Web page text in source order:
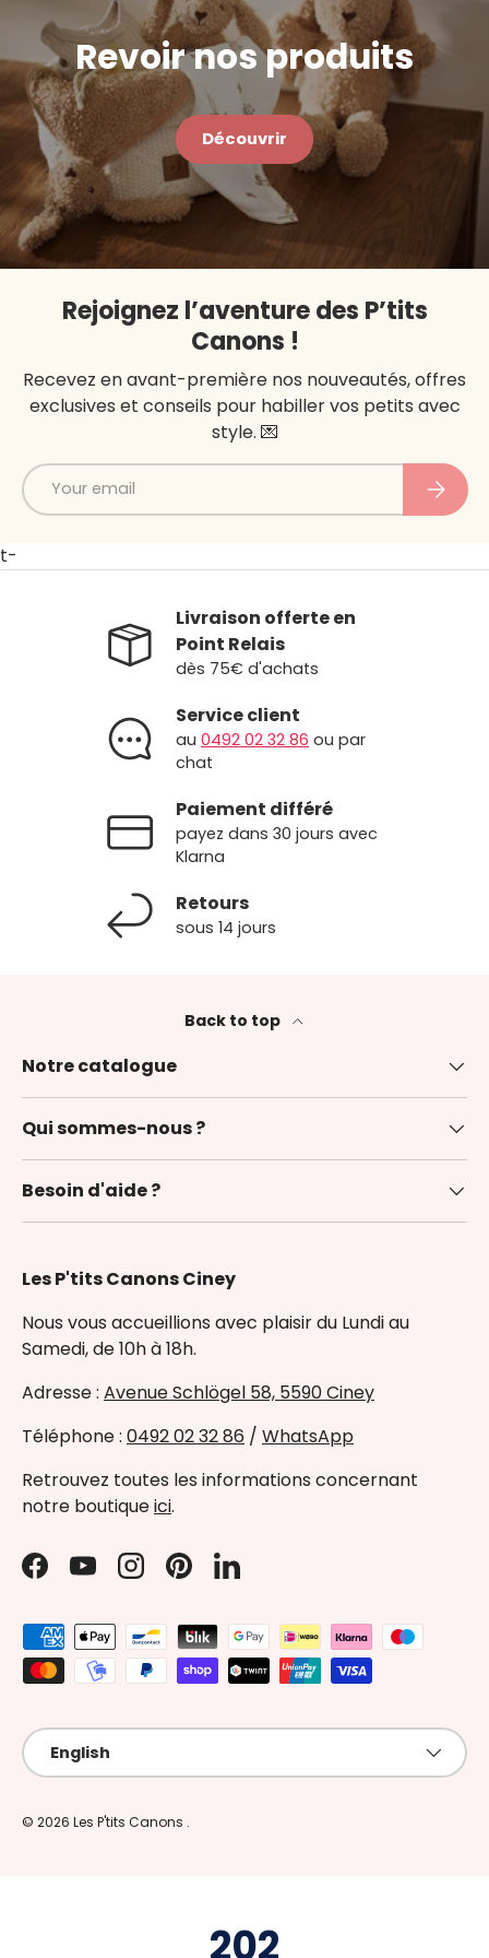
Toutes les transactions sont sécurisées.
Revoir nos produits
Découvrir
Rejoignez l’aventure des P’tits
Canons !
Recevez en avant-première nos nouveautés, offres
exclusives et conseils pour habiller vos petits avec
style. 💌
Email
t-
Livraison offerte en
Point Relais
dès 75€ d'achats
Service client
au 0492 02 32 86 ou par
chat
Paiement différé
payez dans 30 jours avec
Klarna
Retours
sous 14 jours
Back to top
Notre catalogue
Qui sommes-nous ?
Besoin d'aide ?
Les P'tits Canons Ciney
Nous vous accueillions avec plaisir du Lundi au
Samedi, de 10h à 18h.
Adresse : Avenue Schlögel 58, 5590 Ciney
Téléphone : 0492 02 32 86 / WhatsApp
Retrouvez toutes les informations concernant
notre boutiqueici.
Facebook
YouTubeInstagram
PinterestLinkedIn
Payment methods accepted
Language
English
© 2026 Les P'tits Canons .